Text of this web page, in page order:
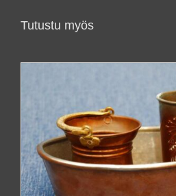
Tutustu myös